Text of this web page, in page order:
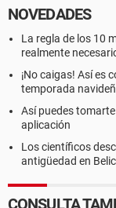
NOVEDADES
La regla de los 10
realmente
¡No caigas! Así es
temporada
Así puedes
aplicación
Los científicos
antigüedad en
CONSULTA